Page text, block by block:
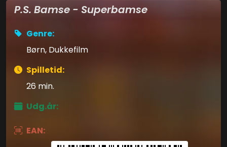
P.S. Bamse - Superbamse
Genre:
Børn, Dukkefilm
Spilletid:
26 min.
Udg.år:
EAN: